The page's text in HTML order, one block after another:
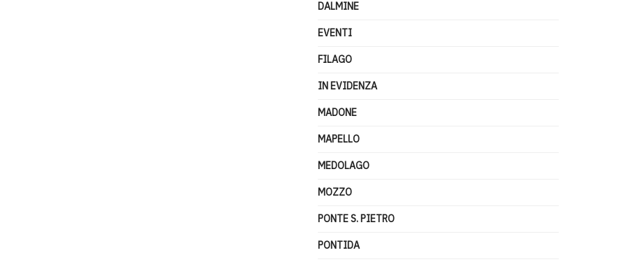
DALMINE
EVENTI
FILAGO
IN EVIDENZA
MADONE
MAPELLO
MEDOLAGO
MOZZO
PONTE S. PIETRO
PONTIDA